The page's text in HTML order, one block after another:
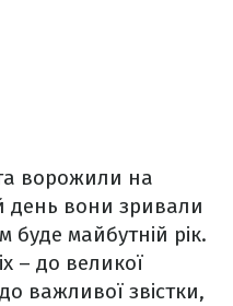
ворожили на
день вони зривали
буде майбутній рік.
– до великої
важливої звістки,